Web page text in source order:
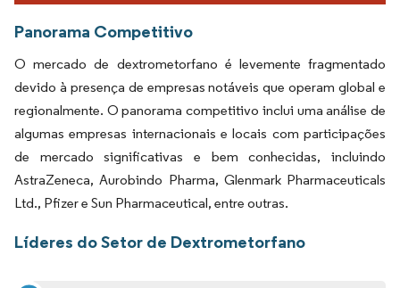
Panorama Competitivo
O mercado de dextrometorfano é levemente fragmentado
devido à presença de empresas notáveis que operam global e
regionalmente. O panorama competitivo inclui uma análise de
algumas empresas internacionais e locais com participações
de mercado significativas e bem conhecidas, incluindo
AstraZeneca, Aurobindo Pharma, Glenmark Pharmaceuticals
Ltd., Pfizer e Sun Pharmaceutical, entre outras.
Líderes do Setor de Dextrometorfano